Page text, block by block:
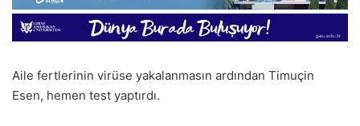
Aile fertlerinin virüse yakalanmasın ardından Timuçin
Esen, hemen test yaptırdı.